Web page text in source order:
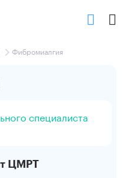
Фибромиалгия
специалиста
ЦМРТ